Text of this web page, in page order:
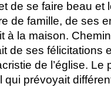
se faire beau et
de famille, de ses
à la maison.
de ses
de l’église.
prévoyait